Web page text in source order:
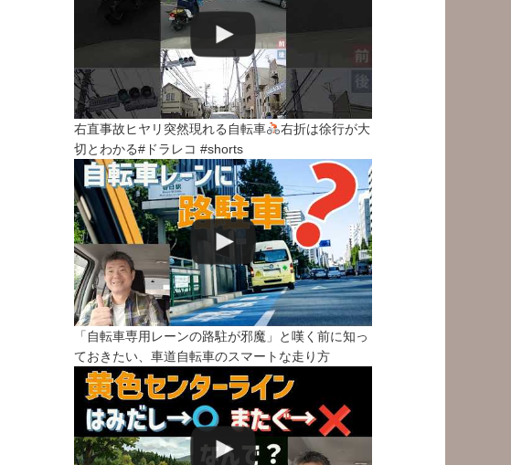
右直事故ヒヤリ突然現れる自転車
右折は徐行が大
切とわかる#ドラレコ #shorts
「自転車専用レーンの路駐が邪魔」と嘆く前に知っ
ておきたい、車道自転車のスマートな走り方